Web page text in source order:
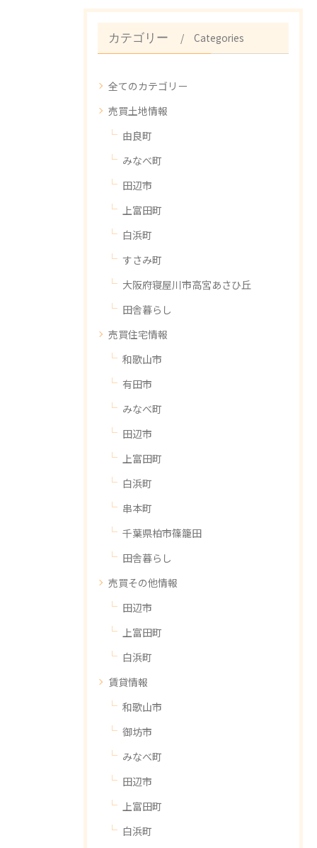
カテゴリー Categories
全てのカテゴリー
売買土地情報
由良町
みなべ町
田辺市
上富田町
白浜町
すさみ町
大阪府寝屋川市高宮あさひ丘
田舎暮らし
売買住宅情報
和歌山市
有田市
みなべ町
田辺市
上富田町
白浜町
串本町
千葉県柏市篠籠田
田舎暮らし
売買その他情報
田辺市
上富田町
白浜町
賃貸情報
和歌山市
御坊市
みなべ町
田辺市
上富田町
白浜町